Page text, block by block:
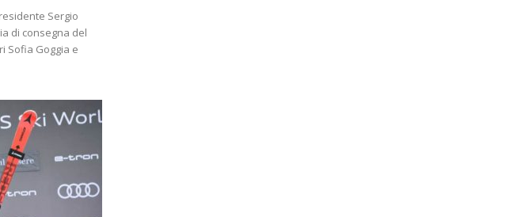
Sergio
di consegna del
Sofia Goggia e